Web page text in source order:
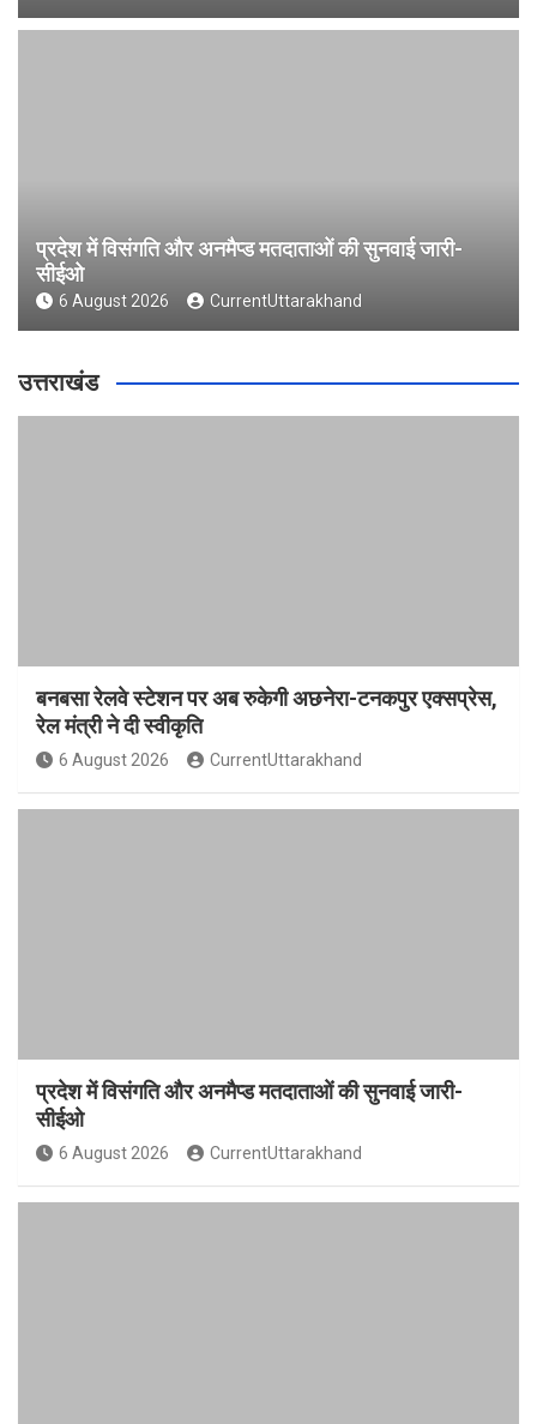
प्रदेश में विसंगति और अनमैप्ड मतदाताओं की सुनवाई जारी-
सीईओ
6 August 2026 CurrentUttarakhand
उत्तराखंड
बनबसा रेलवे स्टेशन पर अब रुकेगी अछनेरा-टनकपुर एक्सप्रेस,
रेल मंत्री ने दी स्वीकृति
6 August 2026 CurrentUttarakhand
प्रदेश में विसंगति और अनमैप्ड मतदाताओं की सुनवाई जारी-
सीईओ
6 August 2026 CurrentUttarakhand